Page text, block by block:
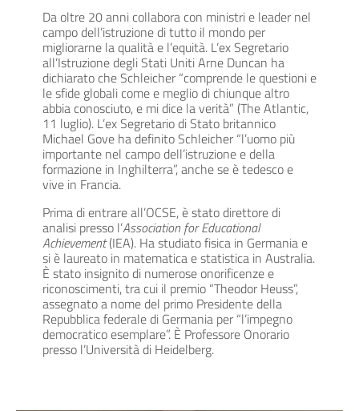
Da oltre 20 anni collabora con ministri e leader nel
campo dell’istruzione di tutto il mondo per
migliorarne la qualità e l’equità. L’ex Segretario
all’Istruzione degli Stati Uniti Arne Duncan ha
dichiarato che Schleicher “comprende le questioni e
le sfide globali come e meglio di chiunque altro
abbia conosciuto, e mi dice la verità” (The Atlantic,
11 luglio). L’ex Segretario di Stato britannico
Michael Gove ha definito Schleicher “l’uomo più
importante nel campo dell’istruzione e della
formazione in Inghilterra”, anche se è tedesco e
vive in Francia.
Prima di entrare all’OCSE, è stato direttore di
analisi presso l’Association for Educational
Achievement(IEA). Ha studiato fisica in Germania e
si è laureato in matematica e statistica in Australia.
È stato insignito di numerose onorificenze e
riconoscimenti, tra cui il premio “Theodor Heuss”,
assegnato a nome del primo Presidente della
Repubblica federale di Germania per “l’impegno
democratico esemplare”. È Professore Onorario
presso l’Università di Heidelberg.